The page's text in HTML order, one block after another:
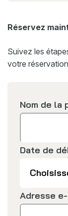
Réservez
Suivez les
votre
Nom de la
Date de
Adresse